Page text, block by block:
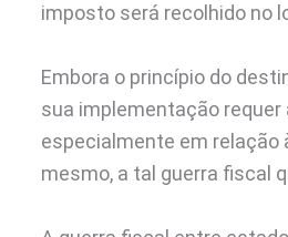
imposto será recolhido no
Embora o princípio do
sua implementação
especialmente em relação
mesmo, a tal guerra fiscal